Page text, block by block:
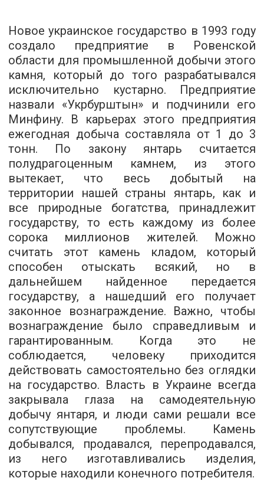
Новое украинское государство в 1993 году
создало предприятие в Ровенской
области для промышленной добычи этого
камня, который до того разрабатывался
исключительно кустарно. Предприятие
назвали «Укрбурштын» и подчинили его
Минфину. В карьерах этого предприятия
ежегодная добыча составляла от 1 до 3
тонн. По закону янтарь считается
полудрагоценным камнем, из этого
вытекает, что весь добытый на
территории нашей страны янтарь, как и
все природные богатства, принадлежит
государству, то есть каждому из более
сорока миллионов жителей. Можно
считать этот камень кладом, который
способен отыскать всякий, но в
дальнейшем найденное передается
государству, а нашедший его получает
законное вознаграждение. Важно, чтобы
вознаграждение было справедливым и
гарантированным. Когда это не
соблюдается, человеку приходится
действовать самостоятельно без оглядки
на государство. Власть в Украине всегда
закрывала глаза на самодеятельную
добычу янтаря, и люди сами решали все
сопутствующие проблемы. Камень
добывался, продавался, перепродавался,
из него изготавливались изделия,
которые находили конечного потребителя.